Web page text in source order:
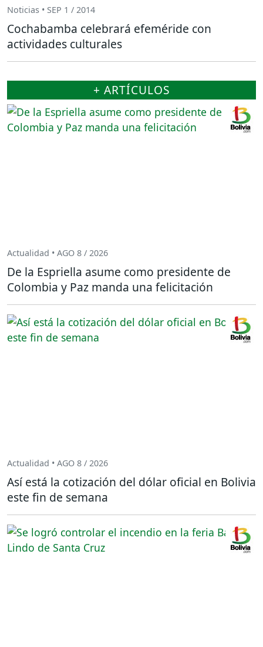
Noticias • SEP 1 / 2014
Cochabamba celebrará efeméride con
actividades culturales
+ ARTÍCULOS
Actualidad • AGO 8 / 2026
De la Espriella asume como presidente de
Colombia y Paz manda una felicitación
Actualidad • AGO 8 / 2026
Así está la cotización del dólar oficial en Bolivia
este fin de semana